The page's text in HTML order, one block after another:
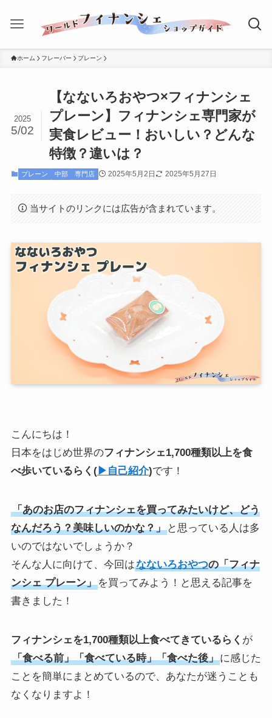
ホーム フレーバー プレーン
【なないろおやつ×フィナンシェ
プレーン】フィナンシェ専門家が
実食レビュー！おいしい？どんな
特徴？違いは？
2025
5/02
プレーン 中部 専門店 2025年5月2日 2025年5月27日
当サイトのリンクには広告が含まれています。
こんにちは！
日本をはじめ世界のフィナンシェ1,700種類以上を食
べ歩いている らく (▶︎自己紹介)です！
「あのお店のフィナンシェを買ってみたいけど、どう
なんだろう？美味しいのかな？」と思っている人は多
いのではないでしょうか？
そんな人に向けて、今回はなないろおやつの「フィナ
ンシェ プレーン」を買ってみよう！と思える記事を
書きました！
フィナンシェを1,700種類以上食べてきているらく が
「食べる前」「食べている時」「食べた後」に感じた
ことを簡単にまとめているので、あなたが迷うことも
なくなりますよ！